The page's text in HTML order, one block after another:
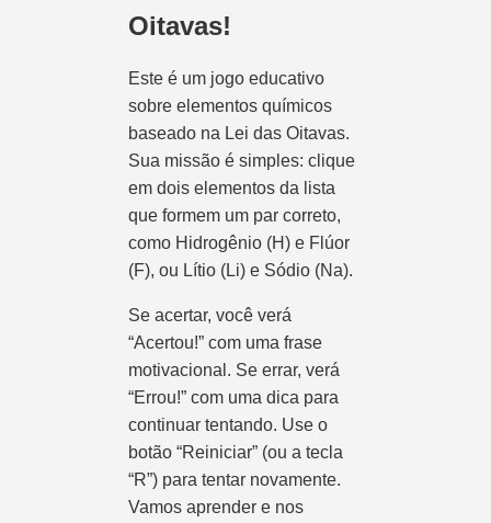
Oitavas!
Este é um jogo educativo
sobre elementos químicos
baseado na Lei das Oitavas.
Sua missão é simples: clique
em dois elementos da lista
que formem um par correto,
como Hidrogênio (H) e Flúor
(F), ou Lítio (Li) e Sódio (Na).
Se acertar, você verá
“Acertou!” com uma frase
motivacional. Se errar, verá
“Errou!” com uma dica para
continuar tentando. Use o
botão “Reiniciar” (ou a tecla
“R”) para tentar novamente.
Vamos aprender e nos